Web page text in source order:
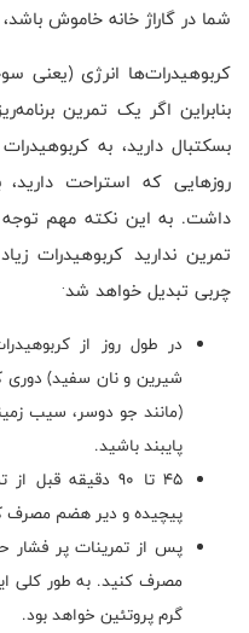
شما در گاراژ خانه خاموش
کربوهیدرات‌ها انرژی (یعنی
بنابراین اگر یک تمرین
بسکتبال دارید، به
روزهایی که استراحت
داشت. به این نکته مهم
تمرین ندارید کربوهیدرات
چربی تبدیل خواهد شد.
در طول روز از
شیرین و نان سفید) دوری
(مانند جو دوسر، سیب
پایبند باشید.
45 تا 90 دقیقه
پیچیده و دیر هضم مصرف
گرم پروتئین خواهد بود.